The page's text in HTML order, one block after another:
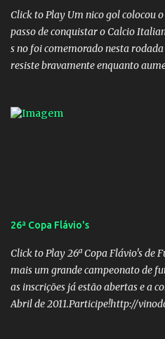
Click to Play Um nico gol colocou
passo de conquistar o Calcio
s no foi comemorado nesta
resiste bravamente enquanto
definido e tem o Milan como virtual
26ª Copa Flávio's
Click to Play 26ª Copa Flávio's de
mais um grande campeonato de
as inscrições já estão abertas e a
Abril de 2011.Participe!http://